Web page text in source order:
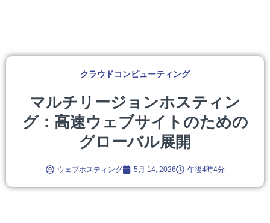
クラウドコンピューティング
マルチリージョンホスティン
グ：高速ウェブサイトのための
グローバル展開
ウェブホスティング 5月 14, 2026 午後4時4分